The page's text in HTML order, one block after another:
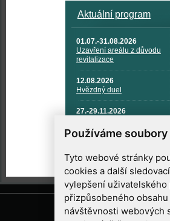
Používáme
Tyto webové stránky
cookies a další
vylepšení
přizpůsobeného
návštěvnosti webových
Aktuální program
01.07.-31.08.2026
Uzavření areálu z důvodu
revitalizace
12.08.2026
Hvězdný duel
27.-29.11.2026
TECHNIKA A KOSMICKÉ
TECHNOLOGIE